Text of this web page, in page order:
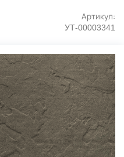
Артикул:
УТ-00003341